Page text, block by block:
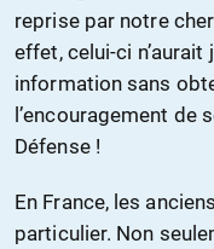
reprise par notre
effet, celui-ci
information sans
l’encouragement de
Défense !
En France, les
particulier. Non